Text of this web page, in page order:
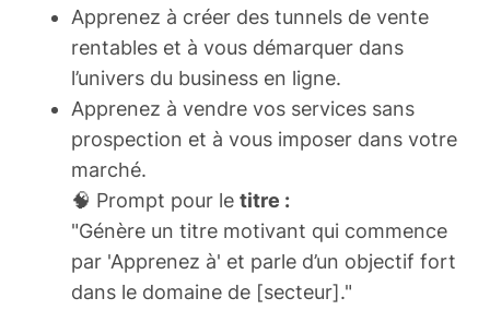
Apprenez à créer des tunnels de vente
rentables et à vous démarquer dans
l’univers du business en ligne.
Apprenez à vendre vos services sans
prospection et à vous imposer dans votre
marché.
🧠 Prompt pour le titre :
"Génère un titre motivant qui commence
par 'Apprenez à' et parle d’un objectif fort
dans le domaine de [secteur]."